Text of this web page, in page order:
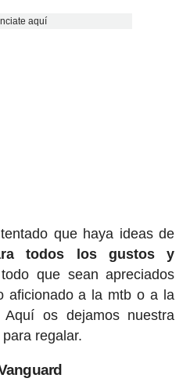
aquí
que haya ideas de
todos los gustos y
que sean apreciados
aficionado a la mtb o a la
Aquí os dejamos nuestra
regalar.